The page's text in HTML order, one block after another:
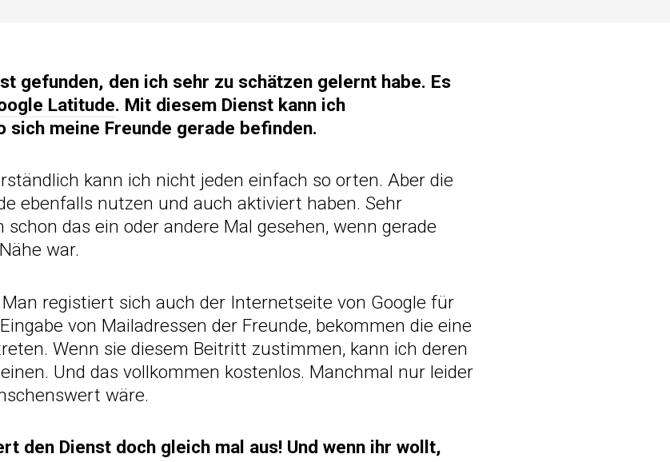
gefunden, den ich sehr zu schätzen gelernt habe. Es
Latitude. Mit diesem Dienst kann ich
sich meine Freunde gerade befinden.
kann ich nicht jeden einfach so orten. Aber die
ebenfalls nutzen und auch aktiviert haben. Sehr
schon das ein oder andere Mal gesehen, wenn gerade
war.
registiert sich auch der Internetseite von Google für
von Mailadressen der Freunde, bekommen die eine
Wenn sie diesem Beitritt zustimmen, kann ich deren
Und das vollkommen kostenlos. Manchmal nur leider
wäre.
den Dienst doch gleich mal aus! Und wenn ihr wollt,